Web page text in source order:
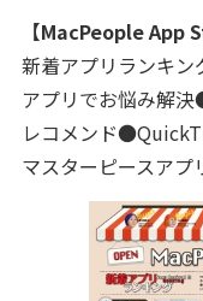
【MacPeople App
新着アプリランキ
アプリでお悩み解
レコメンド
マスターピースア